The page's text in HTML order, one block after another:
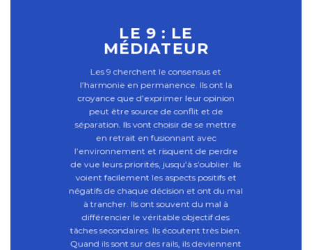
LE 9 : LE
MÉDIATEUR
Les 9 cherchent le consensus et
l’harmonie en permanence. Ils ont la
croyance que d’exprimer leur opinion
peut être source de conflit et de
séparation. Ils vont choisir de se mettre
en retrait en fusionnant avec
l’environnement et risquent de perdre
de vue leurs priorités, jusqu’à s’oublier. Ils
voient facilement les aspects positifs et
négatifs de chaque décision et ont du mal
à trancher. Ils ont souvent du mal à
différencier le véritable objectif des
tâches secondaires. Ils écoutent très bien.
Quand ils sont sur des rails, ils deviennent